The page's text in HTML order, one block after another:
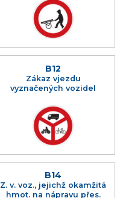
B12
Zákaz vjezdu
vyznačených vozidel
B14
Z. v. voz., jejichž okamžitá
hmot. na nápravu přes.